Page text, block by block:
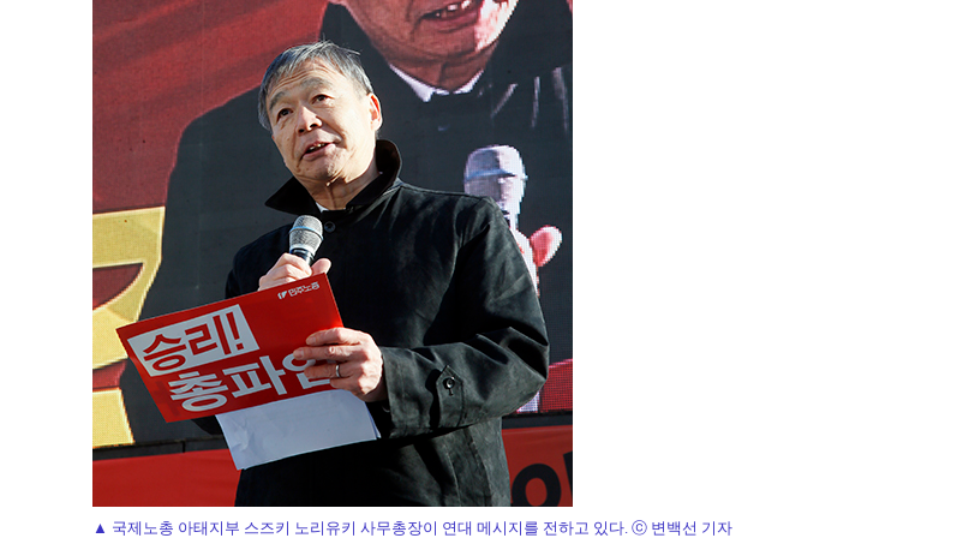
▲ 국제노총 아태지부 스즈키 노리유키 사무총장이 연대 메시지를 전하고 있다. ⓒ 변백선 기자